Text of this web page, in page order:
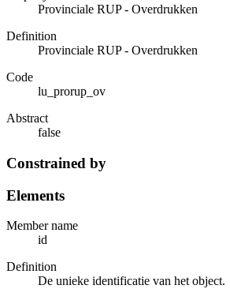
Provinciale RUP - Overdrukken
Definition
Provinciale RUP - Overdrukken
Code
lu_prorup_ov
Abstract
false
Constrained by
Elements
Member name
id
Definition
De unieke identificatie van het object.